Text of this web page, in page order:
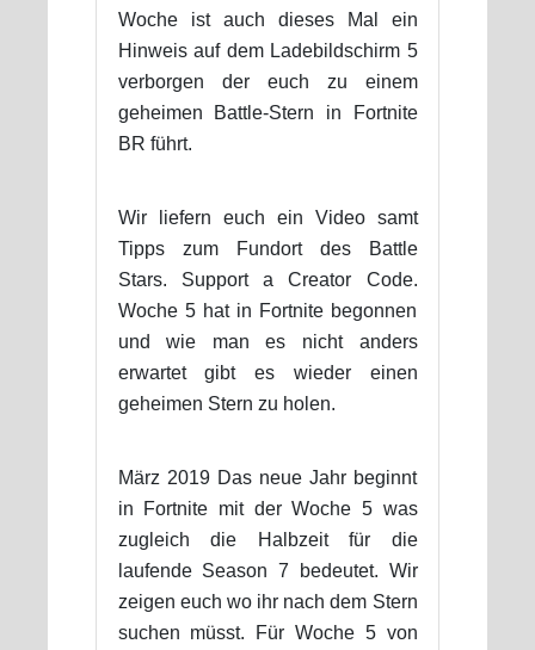
Woche ist auch dieses Mal ein
Hinweis auf dem Ladebildschirm 5
verborgen der euch zu einem
geheimen Battle-Stern in Fortnite
BR führt.
Wir liefern euch ein Video samt
Tipps zum Fundort des Battle
Stars. Support a Creator Code.
Woche 5 hat in Fortnite begonnen
und wie man es nicht anders
erwartet gibt es wieder einen
geheimen Stern zu holen.
März 2019 Das neue Jahr beginnt
in Fortnite mit der Woche 5 was
zugleich die Halbzeit für die
laufende Season 7 bedeutet. Wir
zeigen euch wo ihr nach dem Stern
suchen müsst. Für Woche 5 von